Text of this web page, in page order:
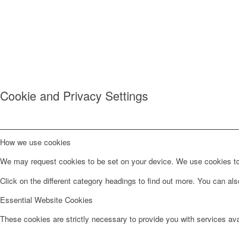
Cookie and Privacy Settings
How we use cookies
We may request cookies to be set on your device. We use cookies
Click on the different category headings to find out more. You can
Essential Website Cookies
These cookies are strictly necessary to provide you with services